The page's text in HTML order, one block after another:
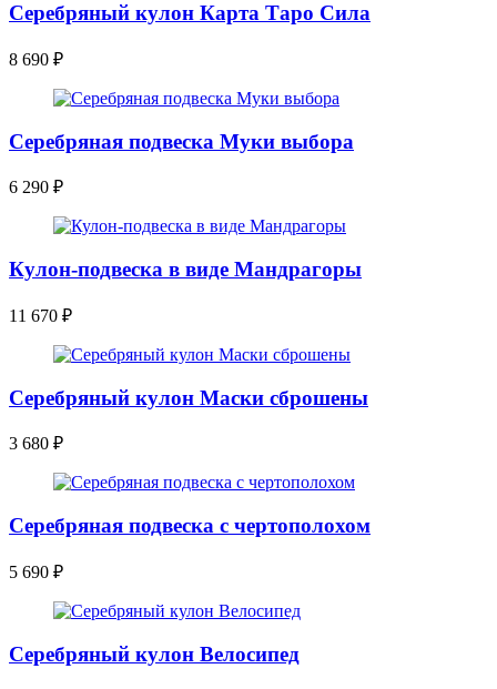
Серебряный кулон Карта Таро Сила
8 690 ₽
Серебряная подвеска Муки выбора
6 290 ₽
Кулон-подвеска в виде Мандрагоры
11 670 ₽
Серебряный кулон Маски сброшены
3 680 ₽
Серебряная подвеска с чертополохом
5 690 ₽
Серебряный кулон Велосипед